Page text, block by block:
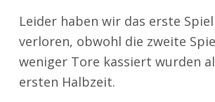
Leider haben wir das erste Sp
verloren, obwohl die zweite
weniger Tore kassiert wurden
ersten Halbzeit.